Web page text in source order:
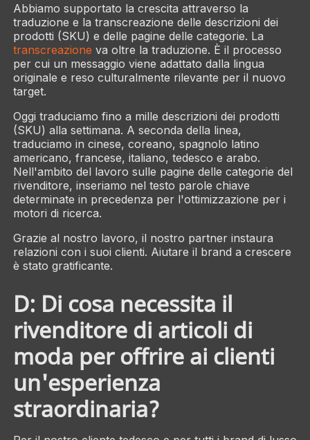
Abbiamo supportato la crescita attraverso la
traduzione e la transcreazione delle descrizioni dei
prodotti (SKU) e delle pagine delle categorie. La
transcreazione va oltre la traduzione. È il processo
per cui un messaggio viene adattato dalla lingua
originale e reso culturalmente rilevante per il nuovo
target.
Oggi traduciamo fino a mille descrizioni dei prodotti
(SKU) alla settimana. A seconda della linea,
traduciamo in cinese, coreano, spagnolo latino
americano, francese, italiano, tedesco e arabo.
Nell'ambito del lavoro sulle pagine delle categorie del
rivenditore, inseriamo nel testo parole chiave
determinate in precedenza per l'ottimizzazione per i
motori di ricerca.
Grazie al nostro lavoro, il nostro partner instaura
relazioni con i suoi clienti. Aiutare il brand a crescere
è stato gratificante.
D: Di cosa necessita il
rivenditore di articoli di
moda per offrire ai clienti
un'esperienza
straordinaria?